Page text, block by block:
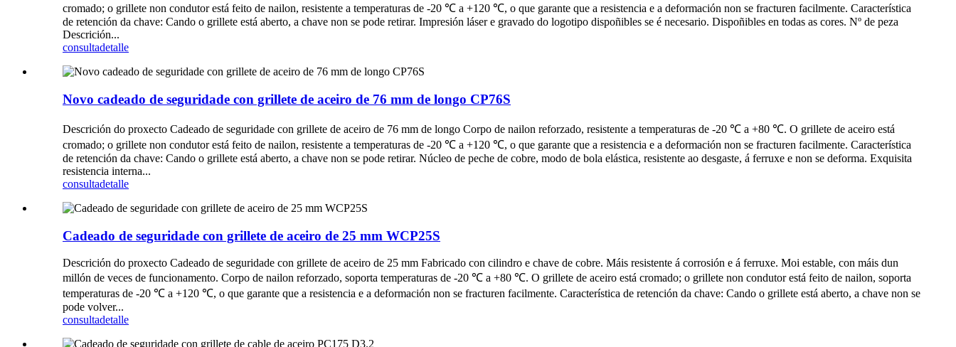
cromado; o grillete non condutor está feito de nailon, resistente a temperaturas de -20 ℃ a +120 ℃, o que garante que a resistencia e a deformación non se fracturen facilmente. Característica
de retención da chave: Cando o grillete está aberto, a chave non se pode retirar. Impresión láser e gravado do logotipo dispoñibles se é necesario. Dispoñibles en todas as cores. Nº de peza
Descrición...
consultadetalle
Novo cadeado de seguridade con grillete de aceiro de 76 mm de longo CP76S
Descrición do proxecto Cadeado de seguridade con grillete de aceiro de 76 mm de longo Corpo de nailon reforzado, resistente a temperaturas de -20 ℃ a +80 ℃. O grillete de aceiro está
cromado; o grillete non condutor está feito de nailon, resistente a temperaturas de -20 ℃ a +120 ℃, o que garante que a resistencia e a deformación non se fracturen facilmente. Característica
de retención da chave: Cando o grillete está aberto, a chave non se pode retirar. Núcleo de peche de cobre, modo de bola elástica, resistente ao desgaste, á ferruxe e non se deforma. Exquisita
resistencia interna...
consultadetalle
Cadeado de seguridade con grillete de aceiro de 25 mm WCP25S
Descrición do proxecto Cadeado de seguridade con grillete de aceiro de 25 mm Fabricado con cilindro e chave de cobre. Máis resistente á corrosión e á ferruxe. Moi estable, con máis dun
millón de veces de funcionamento. Corpo de nailon reforzado, soporta temperaturas de -20 ℃ a +80 ℃. O grillete de aceiro está cromado; o grillete non condutor está feito de nailon, soporta
temperaturas de -20 ℃ a +120 ℃, o que garante que a resistencia e a deformación non se fracturen facilmente. Característica de retención da chave: Cando o grillete está aberto, a chave non se
pode volver...
consultadetalle